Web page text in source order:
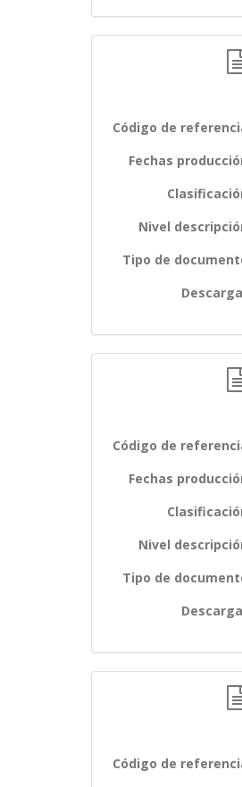
Código de
Fechas
Nivel
Tipo de
Código de
Fechas
Nivel
Tipo de
Código de